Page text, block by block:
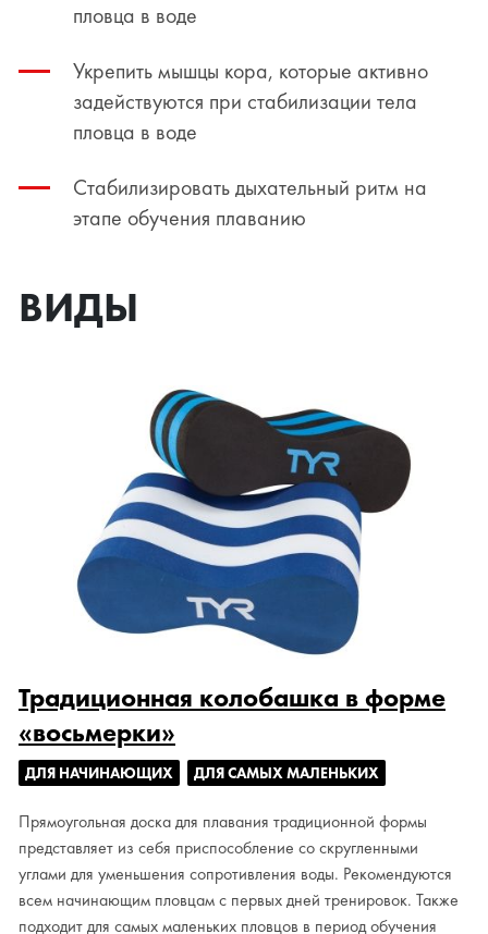
пловца в воде
Укрепить мышцы кора, которые активно
задействуются при стабилизации тела
пловца в воде
Стабилизировать дыхательный ритм на
этапе обучения плаванию
ВИДЫ
Традиционная колобашка в форме
«восьмерки»
ДЛЯ НАЧИНАЮЩИХ ДЛЯ САМЫХ МАЛЕНЬКИХ
Прямоугольная доска для плавания традиционной формы
представляет из себя приспособление со скругленными
углами для уменьшения сопротивления воды. Рекомендуются
всем начинающим пловцам с первых дней тренировок. Также
подходит для самых маленьких пловцов в период обучения